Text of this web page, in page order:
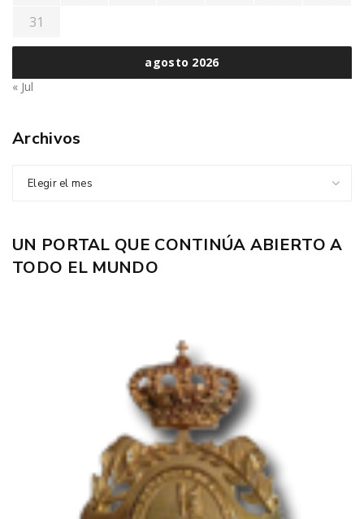
agosto 2026
31
« Jul
Archivos
Elegir el mes
UN PORTAL QUE CONTINÚA ABIERTO A
TODO EL MUNDO